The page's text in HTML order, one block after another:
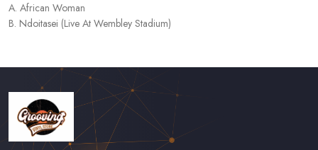
A. African Woman
B. Ndoitasei (Live At Wembley Stadium)